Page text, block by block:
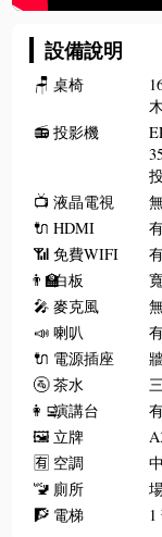
設備說明
🪑 桌椅
📻 投影機
📺 液晶電視
🔌 HDMI
📶 免費WIFI
👨‍🏫白板
🎤 麥克風
📣 喇叭
🔌 電源插座
🚰 茶水
👩‍💻演講台
🖼️ 立牌
🈶 空調
🚾 廁所
🧗 電梯 1